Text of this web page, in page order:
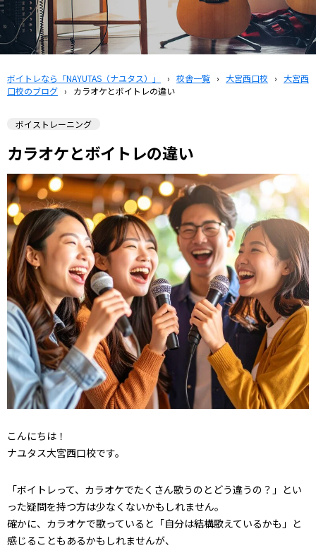
ボイトレなら「NAYUTAS（ナユタス）」 › 校舎一覧 › 大宮西口校 ›
大宮西
口校のブログ › カラオケとボイトレの違い
ボイストレーニング
カラオケとボイトレの違い
こんにちは！
ナユタス大宮西口校です。
「ボイトレって、カラオケでたくさん歌うのとどう違うの？」とい
った疑問を持つ方は少なくないかもしれません。
確かに、カラオケで歌っていると「自分は結構歌えているかも」と
感じることもあるかもしれませんが、